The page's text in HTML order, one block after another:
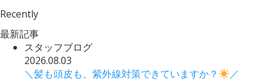
Recently
最新記事
スタッフブログ
2026.08.03
＼髪も頭皮も、紫外線対策できていますか？
／